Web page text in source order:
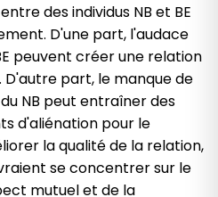
des individus NB et BE
D'une part, l'audace
peuvent créer une relation
part, le manque de
NB peut entraîner des
d'aliénation pour le
la qualité de la relation,
se concentrer sur le
mutuel et de la